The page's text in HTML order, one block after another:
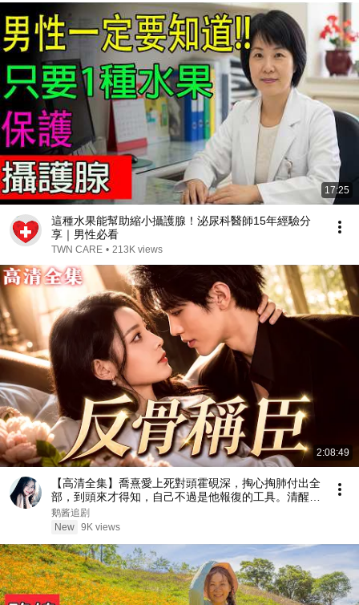
17:25
這種水果能幫助縮小攝護腺！泌尿科醫師15年經驗分
享｜男性必看
TWN CARE • 213K views
2:08:49
【高清全集】喬熹愛上死對頭霍硯深，掏心掏肺付出全
部，到頭來才得知，自己不過是他報復的工具。清醒的
她果斷抽身。霍硯深終於看清自己的真心，放下一身驕
傲，開啓瘋狂追妻火葬場模式！#情感 #都市 #drama
鹅酱追剧
New 9K views